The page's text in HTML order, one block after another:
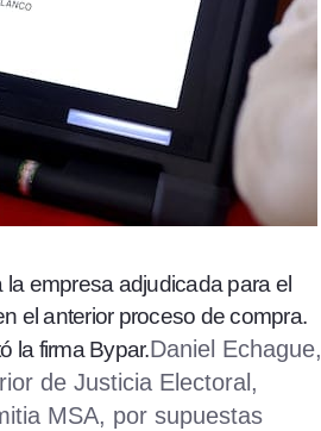
empresa adjudicada para el
el anterior proceso de compra.
la firma Bypar.Daniel Echague,
de Justicia Electoral,
MSA, por supuestas